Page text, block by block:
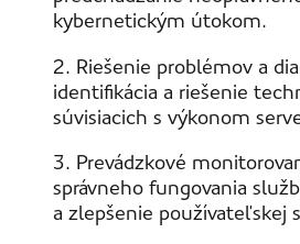
kybernetickým útokom.
2. Riešenie problémov a
identifikácia a riešenie
súvisiacich s výkonom
3. Prevádzkové
správneho fungovania
a zlepšenie používateľskej